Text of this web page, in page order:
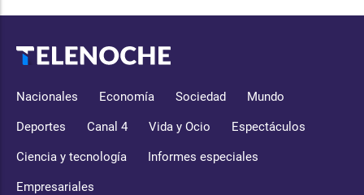
Nacionales Economía Sociedad Mundo
Deportes Canal 4 Vida y Ocio Espectáculos
Ciencia y tecnología Informes especiales
Empresariales